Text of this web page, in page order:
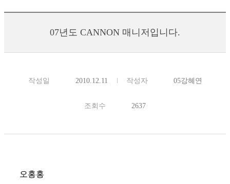
07년도 CANNON 매니저입니다.
작성일 2010.12.11 작성자 05강혜연
조회수 2637
오홍홍